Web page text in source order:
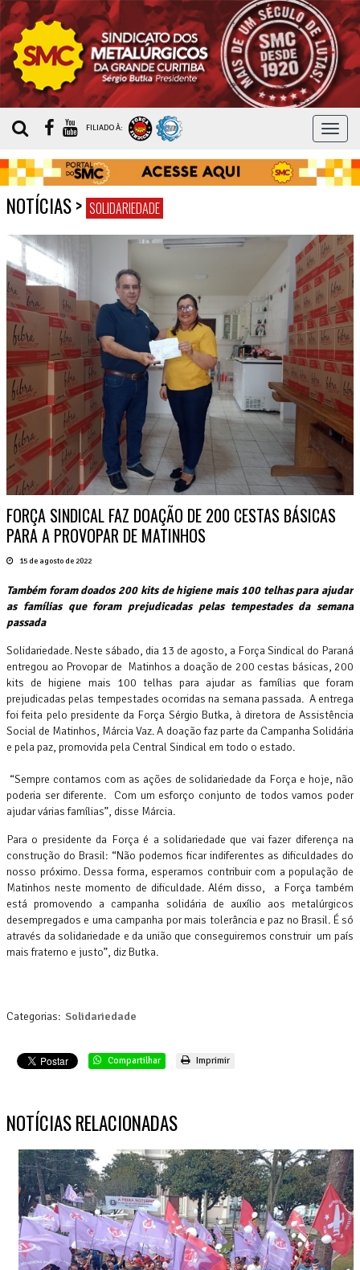
MENU
FILIADO À:
NOTÍCIAS> SOLIDARIEDADE
FORÇA SINDICAL FAZ DOAÇÃO DE 200 CESTAS BÁSICAS
PARA A PROVOPAR DE MATINHOS
15 de agosto de 2022
Também foram doados 200 kits de higiene mais 100 telhas para ajudar
as famílias que foram prejudicadas pelas tempestades da semana
passada
Solidariedade. Neste sábado, dia 13 de agosto, a Força Sindical do Paraná
entregou ao Provopar de Matinhos a doação de 200 cestas básicas, 200
kits de higiene mais 100 telhas para ajudar as famílias que foram
prejudicadas pelas tempestades ocorridas na semana passada. A entrega
foi feita pelo presidente da Força Sérgio Butka, à diretora de Assistência
Social de Matinhos, Márcia Vaz. A doação faz parte da Campanha Solidária
e pela paz, promovida pela Central Sindical em todo o estado.
“Sempre contamos com as ações de solidariedade da Força e hoje, não
poderia ser diferente. Com um esforço conjunto de todos vamos poder
ajudar várias famílias”, disse Márcia.
Para o presidente da Força é a solidariedade que vai fazer diferença na
construção do Brasil: “Não podemos ficar indiferentes as dificuldades do
nosso próximo. Dessa forma, esperamos contribuir com a população de
Matinhos neste momento de dificuldade. Além disso, a Força também
está promovendo a campanha solidária de auxílio aos metalúrgicos
desempregados e uma campanha por mais tolerância e paz no Brasil. É só
através da solidariedade e da união que conseguiremos construir um país
mais fraterno e justo”, diz Butka.
Categorias: Solidariedade
Compartilhar Imprimir
NOTÍCIAS RELACIONADAS